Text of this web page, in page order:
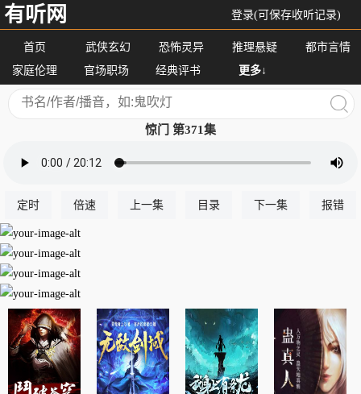
有听网 登录(可保存收听记录)
首页 武侠玄幻 恐怖灵异 推理悬疑
都市言情
家庭伦理
官场职场 经典评书 更多↓
惊门 第371集
定时 倍速 上一集 目录 下一集 报错